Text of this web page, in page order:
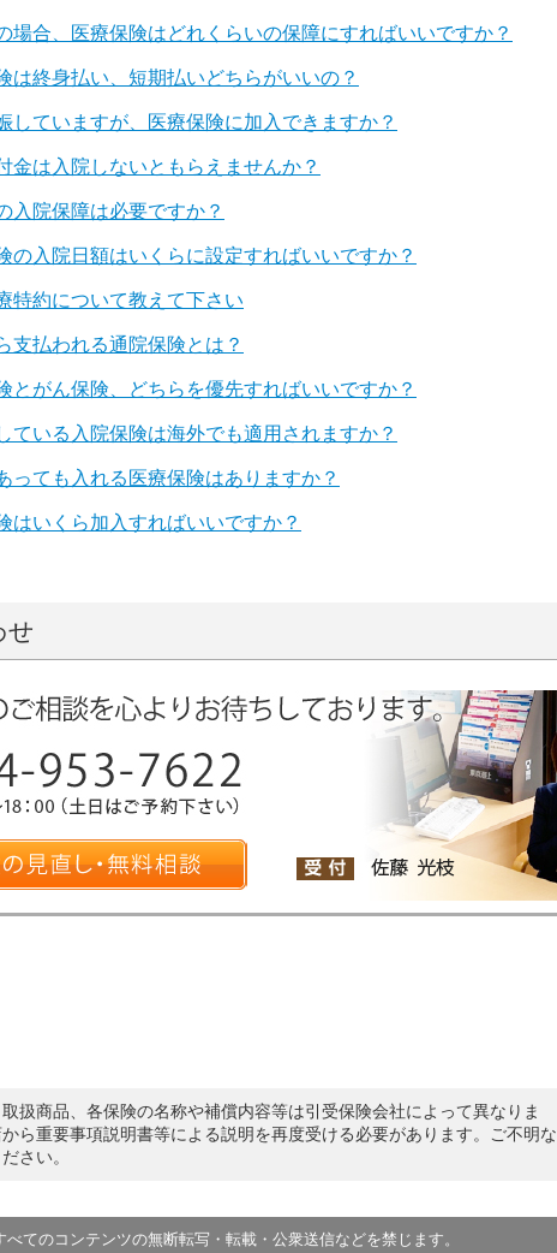
場合、医療保険はどれくらいの保障にすればいいですか？
は終身払い、短期払いどちらがいいの？
していますが、医療保険に加入できますか？
金は入院しないともらえませんか？
入院保障は必要ですか？
の入院日額はいくらに設定すればいいですか？
特約について教えて下さい
支払われる通院保険とは？
とがん保険、どちらを優先すればいいですか？
ている入院保険は海外でも適用されますか？
っても入れる医療保険はありますか？
はいくら加入すればいいですか？
せ
扱商品、各保険の名称や補償内容等は引受保険会社によって異なりま
ら重要事項説明書等による説明を再度受ける必要があります。ご不明な
さい。
てのコンテンツの無断転写・転載・公衆送信などを禁じます。